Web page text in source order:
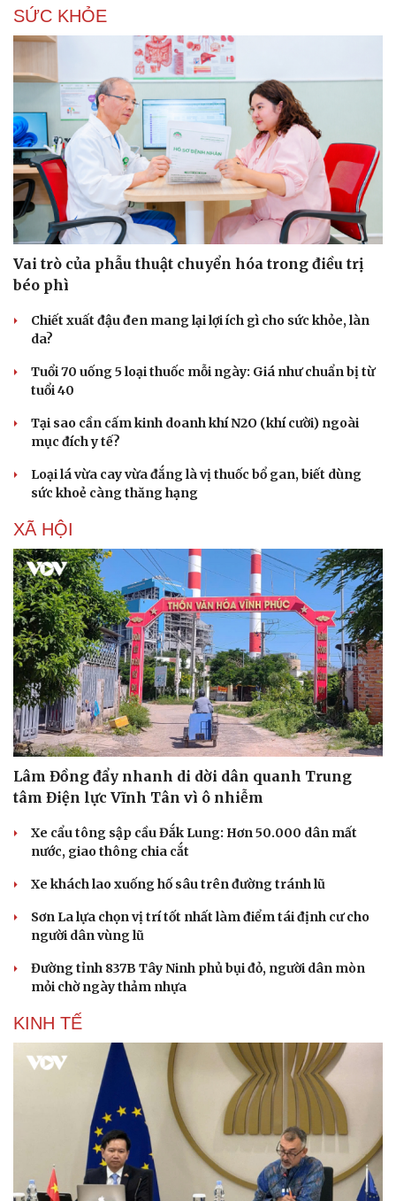
Tư vấn
Săn Tour
check-in
Podcast
Câu chuyện thời sự
Đọc truyện đêm khuya
Cửa sổ tình yêu
Kể chuyện cho bé
Hạt giống tâm hồn
SỨC KHỎE
Vai trò của phẫu thuật chuyển hóa trong điều trị
béo phì
Chiết xuất đậu đen mang lại lợi ích gì cho sức khỏe, làn
da?
Tuổi 70 uống 5 loại thuốc mỗi ngày: Giá như chuẩn bị từ
tuổi 40
Tại sao cần cấm kinh doanh khí N2O (khí cười) ngoài
mục đích y tế?
Loại lá vừa cay vừa đắng là vị thuốc bổ gan, biết dùng
sức khoẻ càng thăng hạng
XÃ HỘI
Lâm Đồng đẩy nhanh di dời dân quanh Trung
tâm Điện lực Vĩnh Tân vì ô nhiễm
Xe cẩu tông sập cầu Đắk Lung: Hơn 50.000 dân mất
nước, giao thông chia cắt
Xe khách lao xuống hố sâu trên đường tránh lũ
Sơn La lựa chọn vị trí tốt nhất làm điểm tái định cư cho
người dân vùng lũ
Đường tỉnh 837B Tây Ninh phủ bụi đỏ, người dân mòn
mỏi chờ ngày thảm nhựa
KINH TẾ